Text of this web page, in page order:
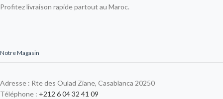
Profitez livraison rapide partout au Maroc.
Notre Magasin
Adresse : Rte des Oulad Ziane, Casablanca 20250
Téléphone : +212 6 04 32 41 09